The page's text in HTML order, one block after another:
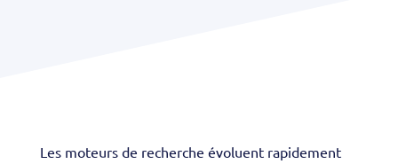
Les moteurs de recherche évoluent rapidement